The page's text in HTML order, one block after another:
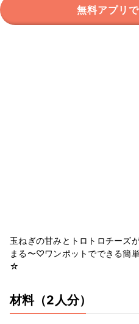
無料アプリで
玉ねぎの甘みとトロトロチーズ
まる〜♡ワンポットでできる簡
☆
材料（2人分）